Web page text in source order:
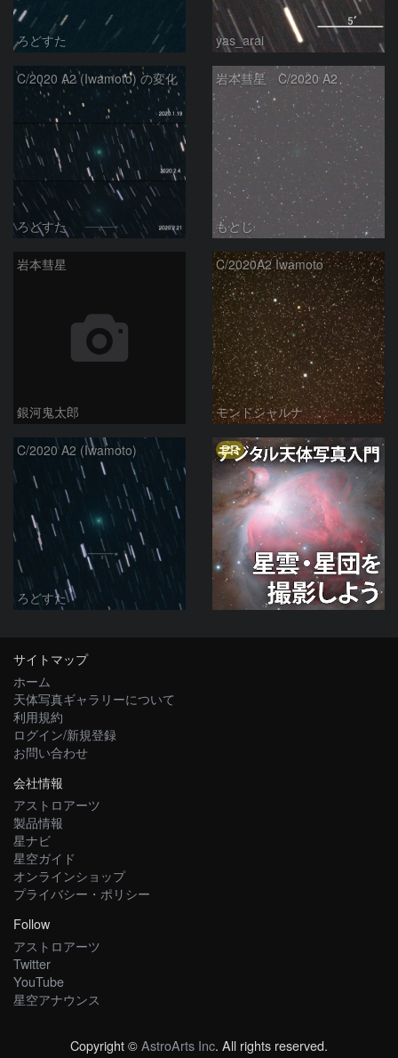
ろどすた yas_arai
C/2020 A2 (Iwamoto) の変化
ろどすた
岩本彗星 C/2020 A2
もとじ
岩本彗星
銀河鬼太郎
C/2020A2 Iwamoto
モンドシャルナ
C/2020 A2 (Iwamoto)
ろどすた
PR
サイトマップ
ホーム
天体写真ギャラリーについて
利用規約
ログイン/新規登録
お問い合わせ
会社情報
アストロアーツ
製品情報
星ナビ
星空ガイド
オンラインショップ
プライバシー・ポリシー
Follow
アストロアーツ
Twitter
YouTube
星空アナウンス
Copyright ©AstroArts Inc. All rights reserved.